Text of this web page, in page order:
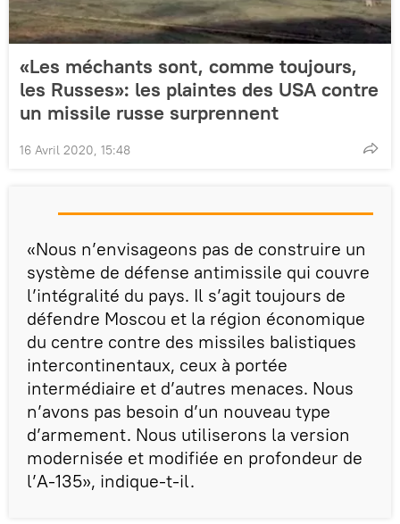
«Les méchants sont, comme toujours,
les Russes»: les plaintes des USA contre
un missile russe surprennent
16 Avril 2020, 15:48
«Nous n’envisageons pas de construire un
système de défense antimissile qui couvre
l’intégralité du pays. Il s’agit toujours de
défendre Moscou et la région économique
du centre contre des missiles balistiques
intercontinentaux, ceux à portée
intermédiaire et d’autres menaces. Nous
n’avons pas besoin d’un nouveau type
d’armement. Nous utiliserons la version
modernisée et modifiée en profondeur de
l’A-135», indique-t-il.